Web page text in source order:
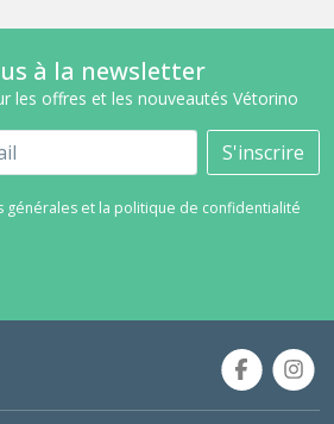
à la newsletter
les offres et les nouveautés Vétorino
S'inscrire
générales et la politique de confidentialité